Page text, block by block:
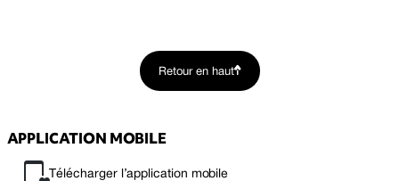
Retour en haut
APPLICATION MOBILE
Télécharger l’application mobile